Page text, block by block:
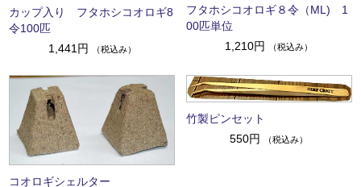
カップ入り フタホシコオロギ8
令100匹
1,441円
（税込み）
フタホシコオロギ８令（ML) 1
00匹単位
1,210円
（税込み）
コオロギシェルター
竹製ピンセット
550円
（税込み）